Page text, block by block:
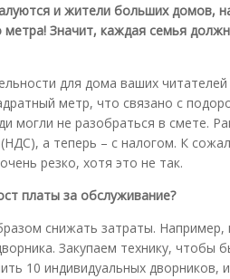
и жители больших домов,
метра! Значит, каждая семья
для дома ваших
метр, что связано с
могли не разобраться в смете.
а теперь – с налогом. К
резко, хотя это не так.
платы за обслуживание?
снижать затраты.
Закупаем технику, чтобы
10 индивидуальных дворников,